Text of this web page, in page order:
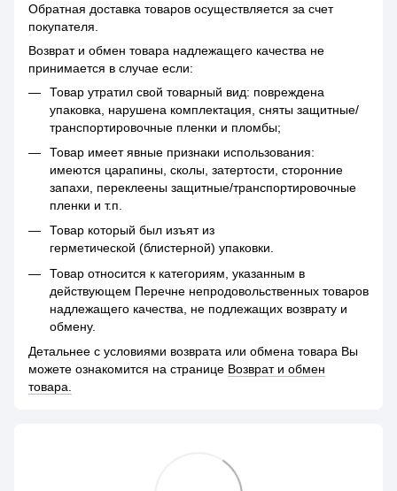
Обратная доставка товаров осуществляется за счет
покупателя.
Возврат и обмен товара надлежащего качества не
принимается в случае если:
Товар утратил свой товарный вид: повреждена
упаковка, нарушена комплектация, сняты защитные/
транспортировочные пленки и пломбы;
Товар имеет явные признаки использования:
имеются царапины, сколы, затертости, сторонние
запахи, переклеены защитные/транспортировочные
пленки и т.п.
Товар который был изъят из
герметической (блистерной) упаковки.
Товар относится к категориям, указанным в
действующем Перечне непродовольственных товаров
надлежащего качества, не подлежащих возврату и
обмену.
Детальнее с условиями возврата или обмена товара Вы
можете ознакомится на странице Возврат и обмен
товара.